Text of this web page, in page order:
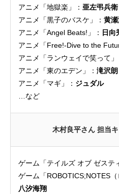
アニメ「地獄楽」： 亜左弔兵衛
アニメ「黒子のバスケ」： 黄
アニメ「Angel Beats!」： 日向
アニメ「Free!-Dive to the
アニメ「ランウェイで笑って」
アニメ「東のエデン」： 滝沢朗
アニメ「マギ」： ジュダル
…など
木村良平さん 担当
ゲーム「テイルズ オブ ゼステ
ゲーム「ROBOTICS;NOTES
八汐海翔